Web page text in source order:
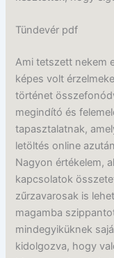
Tündevér pdf
Ami tetszett nekem
képes volt
történet
megindító és
tapasztalatnak,
letöltés online
Nagyon értékelem,
kapcsolatok
zűrzavarosak is
magamba
mindegyiküknek
kidolgozva, hogy